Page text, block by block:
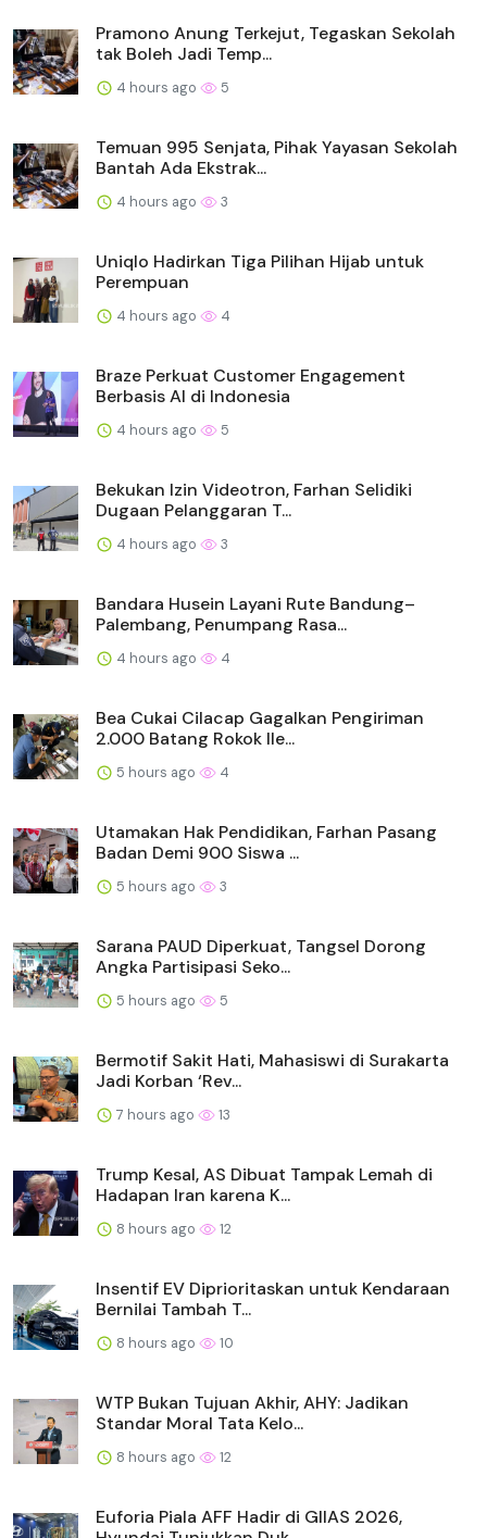
Pramono Anung Terkejut, Tegaskan Sekolah
tak Boleh Jadi Temp...
4 hours ago 5
Temuan 995 Senjata, Pihak Yayasan Sekolah
Bantah Ada Ekstrak...
4 hours ago 3
Uniqlo Hadirkan Tiga Pilihan Hijab untuk
Perempuan
4 hours ago 4
Braze Perkuat Customer Engagement
Berbasis AI di Indonesia
4 hours ago 5
Bekukan Izin Videotron, Farhan Selidiki
Dugaan Pelanggaran T...
4 hours ago 3
Bandara Husein Layani Rute Bandung–
Palembang, Penumpang Rasa...
4 hours ago 4
Bea Cukai Cilacap Gagalkan Pengiriman
2.000 Batang Rokok Ile...
5 hours ago 4
Utamakan Hak Pendidikan, Farhan Pasang
Badan Demi 900 Siswa ...
5 hours ago 3
Sarana PAUD Diperkuat, Tangsel Dorong
Angka Partisipasi Seko...
5 hours ago 5
Bermotif Sakit Hati, Mahasiswi di Surakarta
Jadi Korban ‘Rev...
7 hours ago 13
Trump Kesal, AS Dibuat Tampak Lemah di
Hadapan Iran karena K...
8 hours ago 12
Insentif EV Diprioritaskan untuk Kendaraan
Bernilai Tambah T...
8 hours ago 10
WTP Bukan Tujuan Akhir, AHY: Jadikan
Standar Moral Tata Kelo...
8 hours ago 12
Euforia Piala AFF Hadir di GIIAS 2026,